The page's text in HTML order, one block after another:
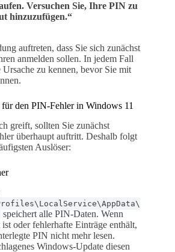
Versuchen Sie, Ihre PIN zu
hinzuzufügen.“
auftreten, dass Sie sich zunächst
anmelden sollen. In jedem Fall
zu kennen, bevor Sie mit
den PIN-Fehler in Windows 11
greift, sollten Sie zunächst
überhaupt auftritt. Deshalb folgt
Auslöser:
speichert alle PIN-Daten. Wenn
oder fehlerhafte Einträge enthält,
PIN nicht mehr lesen.
Windows-Update diesen